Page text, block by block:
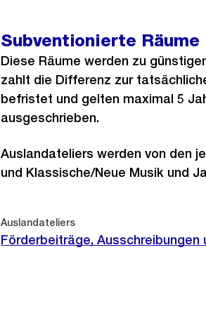
Subventionierte Räume
Diese Räume werden zu
zahlt die Differenz zur
befristet und gelten maximal 5
ausgeschrieben.
Auslandateliers werden von den
und Klassische/Neue Musik und
Auslandateliers
Förderbeiträge, Ausschreibungen